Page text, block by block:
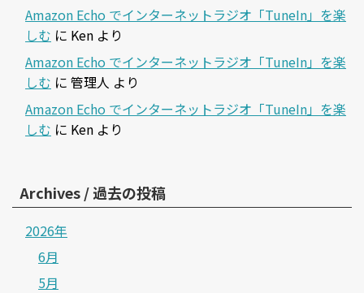
Amazon Echo でインターネットラジオ「TuneIn」を楽
しむ に Ken より
Amazon Echo でインターネットラジオ「TuneIn」を楽
しむ に 管理人 より
Amazon Echo でインターネットラジオ「TuneIn」を楽
しむ に Ken より
Archives / 過去の投稿
2026年
6月
5月